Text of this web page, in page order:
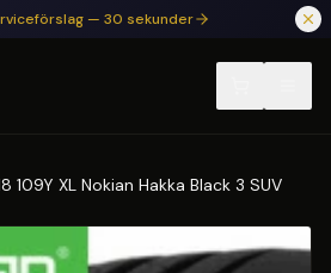
— 30 sekunder
109Y XL Nokian Hakka Black 3 SUV